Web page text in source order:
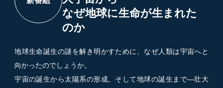
なぜ地球に生命が生まれた
のか
地球生命誕生の謎を解き明かすために、なぜ人類は宇宙へと
向かったのでしょうか。
宇宙の誕生から太陽系の形成、そして地球の誕生まで―壮大